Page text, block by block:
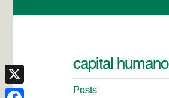
capital humano
Posts
X